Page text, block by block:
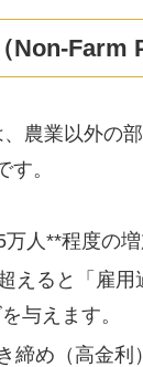
Non-Farm
農業以外の
。
人**程度の
えると「雇用
与えます。
締め（高金